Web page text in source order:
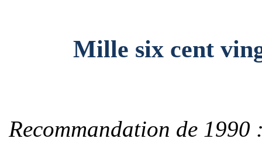
Mille six cent
Recommandation de 1990